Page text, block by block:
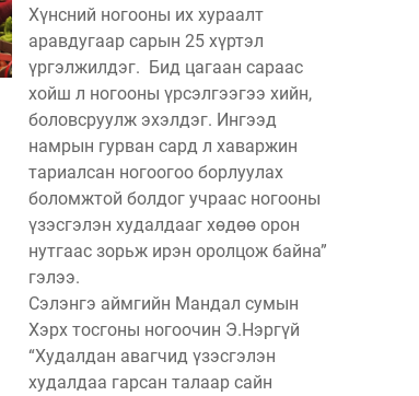
Хүнсний ногооны их хураалт
аравдугаар сарын 25 хүртэл
үргэлжилдэг. Бид цагаан сараас
хойш л ногооны үрсэлгээгээ хийн,
боловсруулж эхэлдэг. Ингээд
намрын гурван сард л хаваржин
тариалсан ногоогоо борлуулах
боломжтой болдог учраас ногооны
үзэсгэлэн худалдааг хөдөө орон
нутгаас зорьж ирэн оролцож байна”
гэлээ.
Сэлэнгэ аймгийн Мандал сумын
Хэрх тосгоны ногоочин Э.Нэргүй
“Худалдан авагчид үзэсгэлэн
худалдаа гарсан талаар сайн